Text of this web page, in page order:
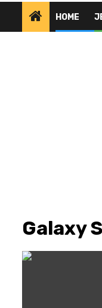
HOME
Galaxy